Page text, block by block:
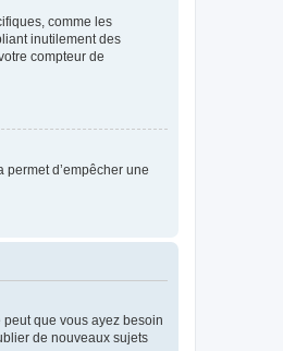
comme les
inutilement des
compteur de
d’empêcher une
que vous ayez besoin
de nouveaux sujets